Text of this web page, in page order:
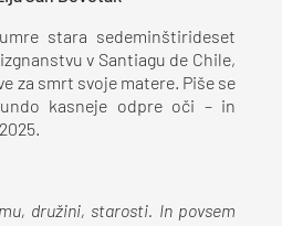
stara sedeminštirideset
v Santiagu de Chile,
za smrt svoje matere. Piše se
kasneje odpre oči – in
družini, starosti. In povsem